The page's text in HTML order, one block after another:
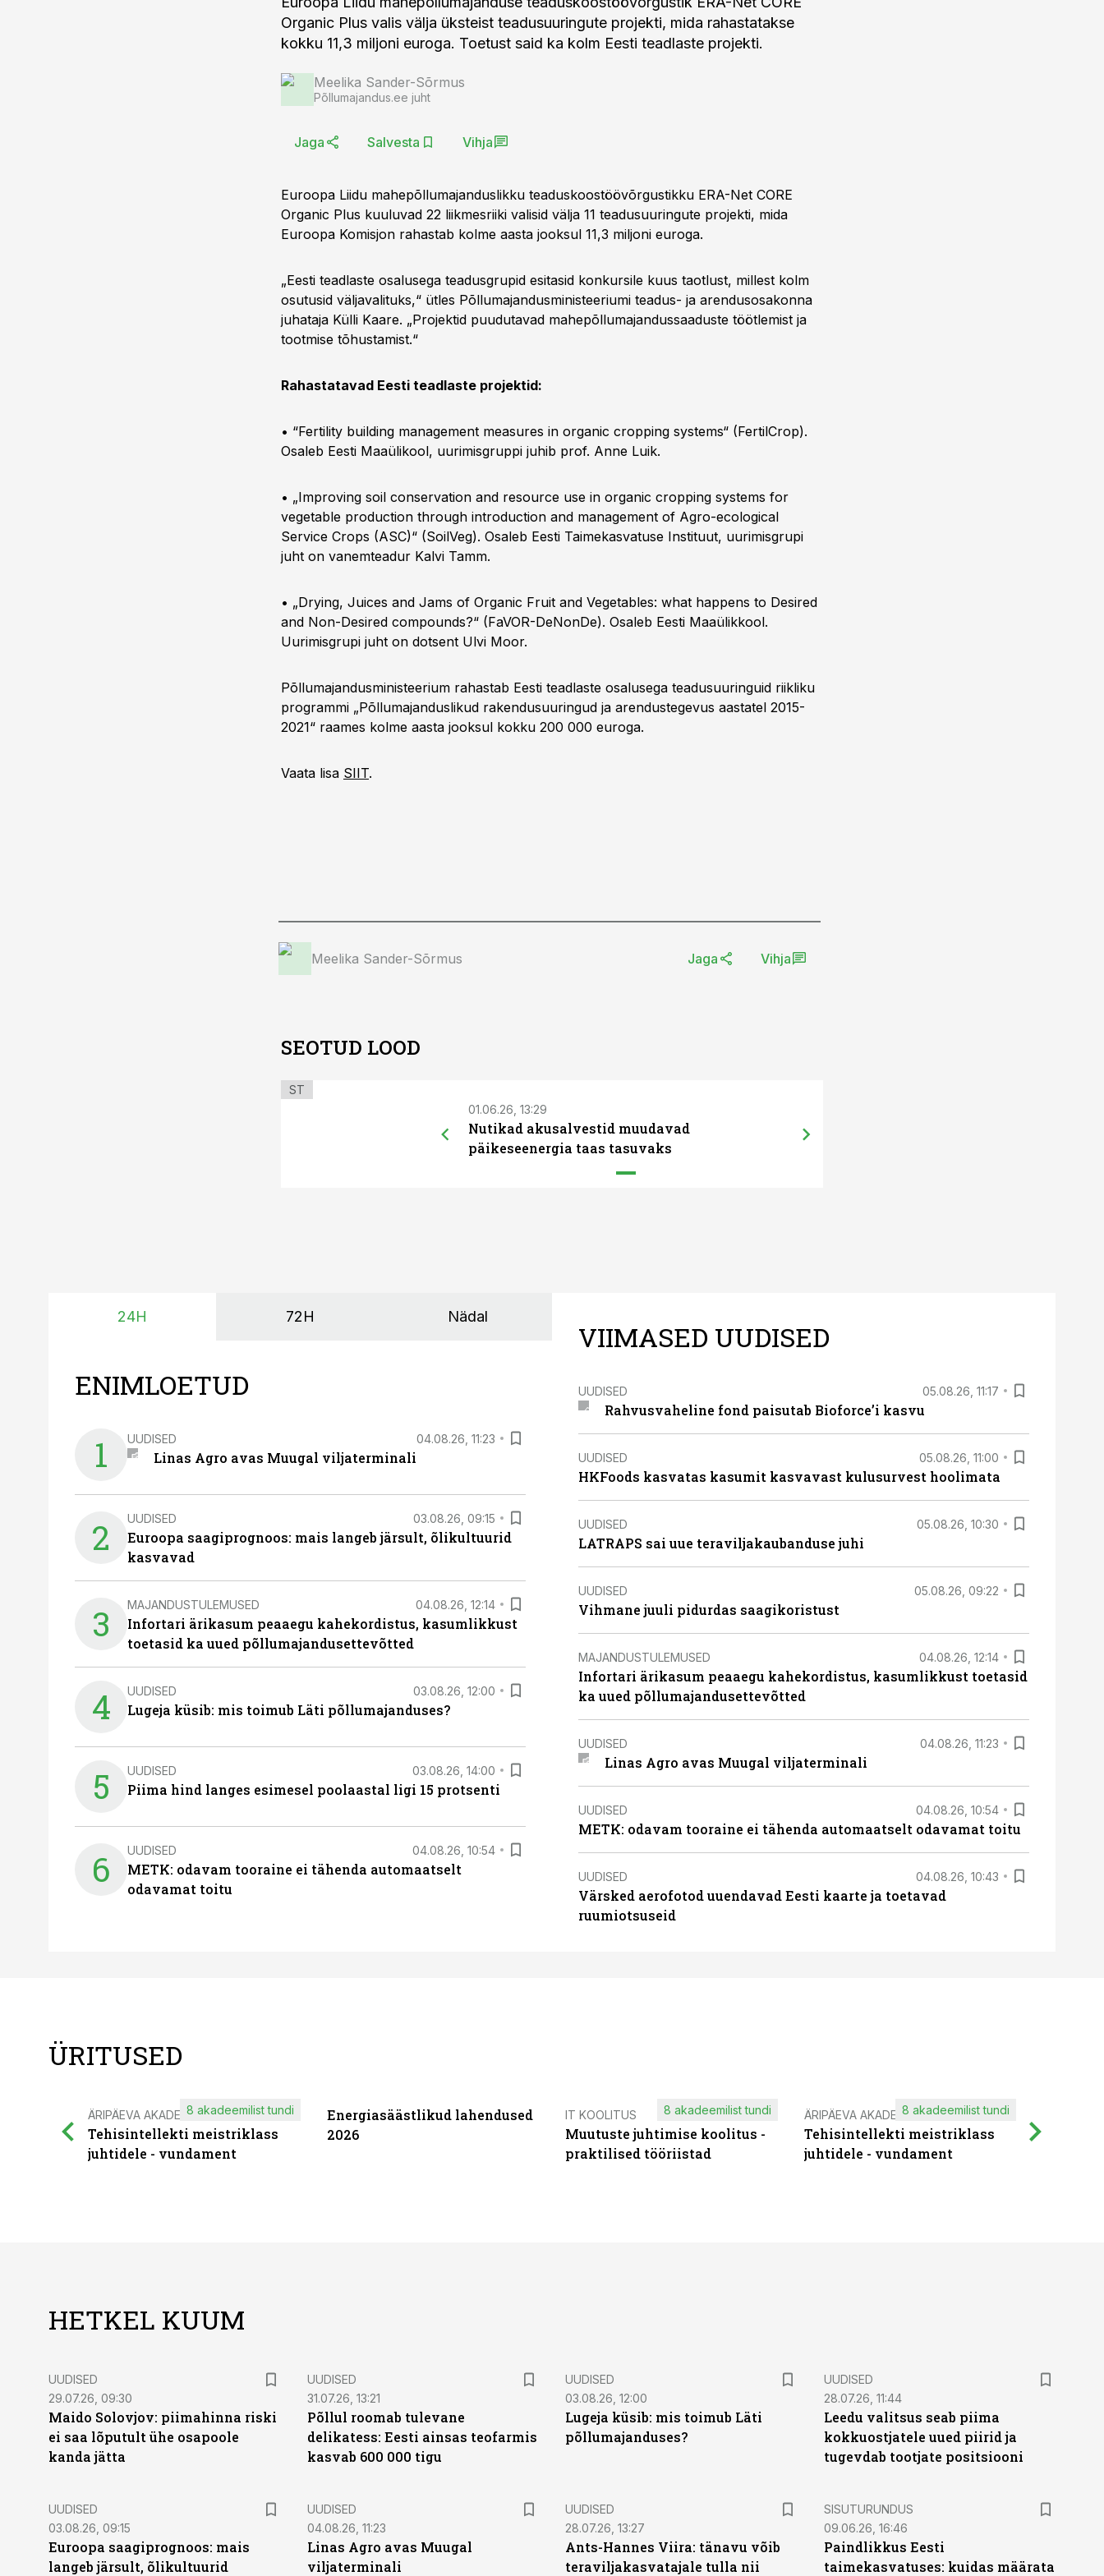
Organic Plus valis välja üksteist teadusuuringute projekti, mida rahastatakse
kokku 11,3 miljoni euroga. Toetust said ka kolm Eesti teadlaste projekti.
Meelika Sander-Sõrmus
Põllumajandus.ee juht
Jaga Salvesta Vihja
Euroopa Liidu mahepõllumajanduslikku teaduskoostöövõrgustikku ERA-Net CORE
Organic Plus kuuluvad 22 liikmesriiki valisid välja 11 teadusuuringute projekti, mida
Euroopa Komisjon rahastab kolme aasta jooksul 11,3 miljoni euroga.
„Eesti teadlaste osalusega teadusgrupid esitasid konkursile kuus taotlust, millest kolm
osutusid väljavalituks,“ ütles Põllumajandusministeeriumi teadus- ja arendusosakonna
juhataja Külli Kaare. „Projektid puudutavad mahepõllumajandussaaduste töötlemist ja
tootmise tõhustamist.“
Rahastatavad Eesti teadlaste projektid:
• “Fertility building management measures in organic cropping systems“ (FertilCrop).
Osaleb Eesti Maaülikool, uurimisgruppi juhib prof. Anne Luik.
• „Improving soil conservation and resource use in organic cropping systems for
vegetable production through introduction and management of Agro-ecological
Service Crops (ASC)“ (SoilVeg). Osaleb Eesti Taimekasvatuse Instituut, uurimisgrupi
juht on vanemteadur Kalvi Tamm.
• „Drying, Juices and Jams of Organic Fruit and Vegetables: what happens to Desired
and Non-Desired compounds?“ (FaVOR-DeNonDe). Osaleb Eesti Maaülikkool.
Uurimisgrupi juht on dotsent Ulvi Moor.
Põllumajandusministeerium rahastab Eesti teadlaste osalusega teadusuuringuid riikliku
programmi „Põllumajanduslikud rakendusuuringud ja arendustegevus aastatel 2015-
2021“ raames kolme aasta jooksul kokku 200 000 euroga.
Vaata lisa SIIT.
Meelika Sander-Sõrmus Jaga Vihja
SEOTUD LOOD
ST
01.06.26, 13:29
Nutikad akusalvestid muudavad
päikeseenergia taas tasuvaks
24H 72H Nädal
ENIMLOETUD
1 UUDISED 04.08.26, 11:23
Linas Agro avas Muugal viljaterminali
2 UUDISED 03.08.26, 09:15
Euroopa saagiprognoos: mais langeb järsult, õlikultuurid
kasvavad
3 MAJANDUSTULEMUSED 04.08.26, 12:14
Infortari ärikasum peaaegu kahekordistus, kasumlikkust
toetasid ka uued põllumajandusettevõtted
4 UUDISED 03.08.26, 12:00
Lugeja küsib: mis toimub Läti põllumajanduses?
5 UUDISED 03.08.26, 14:00
Piima hind langes esimesel poolaastal ligi 15 protsenti
6 UUDISED 04.08.26, 10:54
METK: odavam tooraine ei tähenda automaatselt
odavamat toitu
VIIMASED UUDISED
UUDISED 05.08.26, 11:17
Rahvusvaheline fond paisutab Bioforce’i kasvu
UUDISED 05.08.26, 11:00
HKFoods kasvatas kasumit kasvavast kulusurvest hoolimata
UUDISED 05.08.26, 10:30
LATRAPS sai uue teraviljakaubanduse juhi
UUDISED 05.08.26, 09:22
Vihmane juuli pidurdas saagikoristust
MAJANDUSTULEMUSED 04.08.26, 12:14
Infortari ärikasum peaaegu kahekordistus, kasumlikkust toetasid
ka uued põllumajandusettevõtted
UUDISED 04.08.26, 11:23
Linas Agro avas Muugal viljaterminali
UUDISED 04.08.26, 10:54
METK: odavam tooraine ei tähenda automaatselt odavamat toitu
UUDISED 04.08.26, 10:43
Värsked aerofotod uuendavad Eesti kaarte ja toetavad
ruumiotsuseid
ÜRITUSED
ÄRIPÄEVA AKADEEMIA
Tehisintellekti meistriklass
juhtidele - vundament
8 akadeemilist tundi
Energiasäästlikud lahendused
2026
IT KOOLITUS
Muutuste juhtimise koolitus -
praktilised tööriistad
8 akadeemilist tundi ÄRIPÄEVA AKADEEMIA
Tehisintellekti meistriklass
juhtidele - vundament
8 akadeemilist tundi
HETKEL KUUM
UUDISED
29.07.26, 09:30
Maido Solovjov: piimahinna riski
ei saa lõputult ühe osapoole
kanda jätta
UUDISED
31.07.26, 13:21
Põllul roomab tulevane
delikatess: Eesti ainsas teofarmis
kasvab 600 000 tigu
UUDISED
03.08.26, 12:00
Lugeja küsib: mis toimub Läti
põllumajanduses?
UUDISED
28.07.26, 11:44
Leedu valitsus seab piima
kokkuostjatele uued piirid ja
tugevdab tootjate positsiooni
UUDISED
03.08.26, 09:15
Euroopa saagiprognoos: mais
langeb järsult, õlikultuurid
UUDISED
04.08.26, 11:23
Linas Agro avas Muugal
viljaterminali
UUDISED
28.07.26, 13:27
Ants-Hannes Viira: tänavu võib
teraviljakasvatajale tulla nii
ST
SISUTURUNDUS
09.06.26, 16:46
Paindlikkus Eesti
taimekasvatuses: kuidas määrata